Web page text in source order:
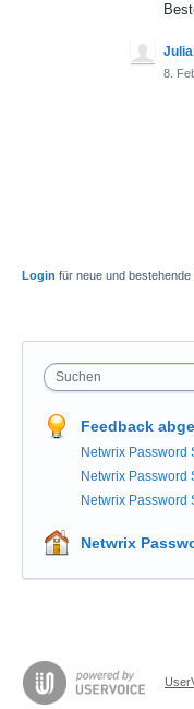
8.
Login für neue und bestehende
Suchen
Feedback
Netwrix Password
Netwrix Password
Netwrix Password
Netwrix